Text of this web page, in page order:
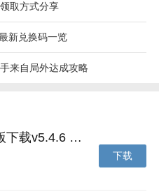
取方式分享
新兑换码一览
来自局外达成攻略
小小优酷最新版下载v5.4.6 安卓官方版
下载